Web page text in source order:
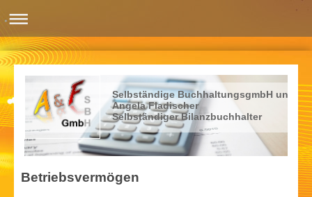
Selbständige BuchhaltungsgmbH und
Angela Fladischer
Selbständiger Bilanzbuchhalter
Betriebsvermögen